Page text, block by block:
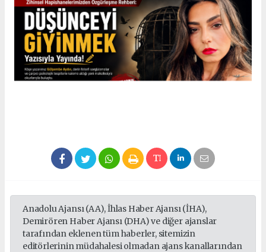
Anadolu Ajansı (AA), İhlas Haber Ajansı (İHA),
Demirören Haber Ajansı (DHA) ve diğer ajanslar
tarafından eklenen tüm haberler, sitemizin
editörlerinin müdahalesi olmadan ajans kanallarından